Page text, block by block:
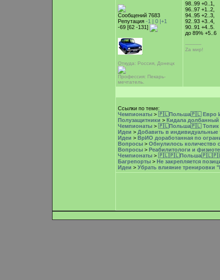
Сообщений 7683
Репутация -1 | 0 |+1
-69 [62 -131]
Откуда: Россия, Донецк
Профессия: Пекарь-
мечтатель.
98..99 +0..1,
96..97 +1..2,
94..95 +2..3,
92..93 +3..4,
90..91 +4..5.
до 89% +5..6
-----------
Zа мир!
Ссылки по теме:
Чемпионаты > 🇵🇱Польша🇵🇱 Евро
Полузащитники > Кидала долбанный
Чемпионаты > 🇵🇱Польша🇵🇱 Топик
Идеи > Добавить в индивидуальные
Идеи > ВрИО доработанная по
Вопросы > Обнулилось количество
Вопросы > Реабилитологи и
Чемпионаты > 🇵🇱🇵🇱Польша🇵🇱🇵🇱
Багрепорты > Не закрепляется
Идеи > Убрать влияние тренировки